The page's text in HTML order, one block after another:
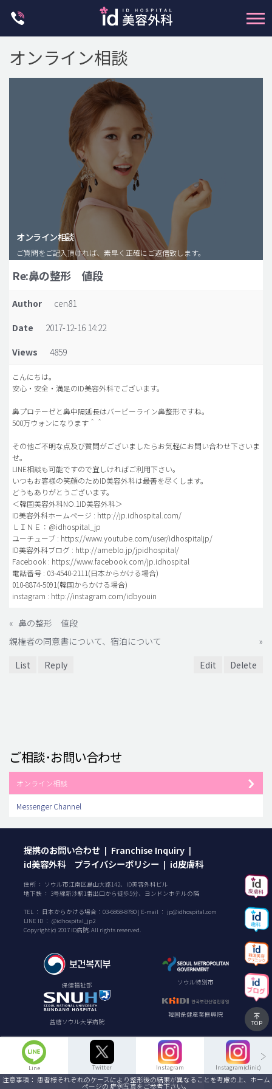
脂肪注入(アンチエイジング)
豊胸手術・バストアップ
プチ整形
idリアルストーリー
idニュース
病院紹介
料金一覧
オンライン相談
オンライン相談
ご質問をご記入頂ければ、素早く正確にご返信致します。
Re:鼻の整形 値段
Author
cen81
Date
2017-12-16 14:22
Views
4859
こんにちは。
安心・安全・満足のID美容外科でございます。
鼻プロテーゼと鼻中隔延長はバービーライン鼻整形ですね。
500万ウォンになります＾＾
その他ご不明な点及び質問がございましたらお気軽にお問い合わせ下さいま
せ。
LINE相談も可能ですので宜しければご利用下さい。
いつもお客様の笑顔のためID美容外科は最善を尽くします。
どうもありがとうございます。
＜韓国美容外科NO.1ID美容外科＞
ID美容外科ホームページ : http://jp.idhospital.com/
ＬＩＮＥ：@idhospital_jp
ユーチューブ : https://www.youtube.com/user/idhospitaljp/
ID美容外科ブログ : http://ameblo.jp/jpidhospital/
Facebook : https://www.facebook.com/jp.idhospital
電話番号 : 03-4540-2111(日本からかける場合)
010-8874-5091(韓国からかける場合)
instagram : http://instagram.com/idbyouin
« 鼻の整形 値段
親権者の同意書について、宿泊について
»
List
Reply Edit Delete
ご相談･お問い合わせ
オンライン相談
Messenger Channel
Line Twitter Instagram Instagram(clinic)
提携のお問い合わせ | Franchise Inquiry |
id美容外科 プライバシーポリシー | id皮膚科
住所 ： ソウル市江南区島山大路142、ID美容外科ビル
地下鉄 ： 3号線新沙駅1番出口から徒歩5分、ヨンドンホテルの隣
TEL ： 日本からかける場合： 03-6868-8780 | E-mail ： jp@idhospital.com
LINE ID ： @idhospital_jp2
Copyright(c) 2017 ID病院. All rights reserved.
保健福祉部 ソウル特別市
盆唐ソウル大学病院
韓国保健産業振興院
TOP
注意事項： 患者様それぞれのケースにより整形後の結果が異なることを考慮の上、ホーム
ページの 症例写真をご参考下さい。